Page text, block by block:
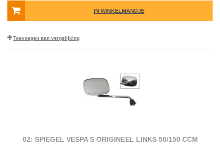
IN WINKELMANDJE
Toevoegen aan vergelijking
02: SPIEGEL VESPA S ORIGINEEL LINKS 50/150 CCM